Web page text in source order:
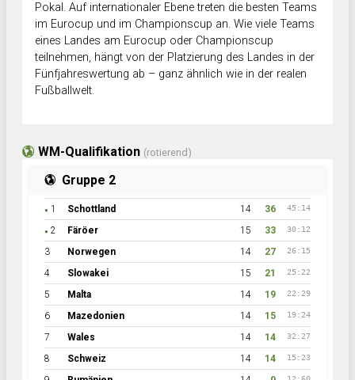
Pokal. Auf internationaler Ebene treten die besten Teams
im Eurocup und im Championscup an. Wie viele Teams
eines Landes am Eurocup oder Championscup
teilnehmen, hängt von der Platzierung des Landes in der
Fünfjahreswertung ab – ganz ähnlich wie in der realen
Fußballwelt.
WM-Qualifikation (rotierend)
Gruppe 2
● 1 Schottland 14 36 45:14
● 2 Färöer 15 33 30:12
3 Norwegen 14 27 26:15
4 Slowakei 15 21 25:22
5 Malta 14 19 22:29
6 Mazedonien 14 15 19:24
7 Wales 14 14 32:27
8 Schweiz 14 14 15:23